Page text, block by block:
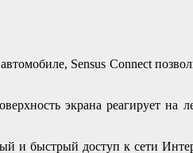
Sensus Connect
экрана реагирует на
и быстрый доступ к сети